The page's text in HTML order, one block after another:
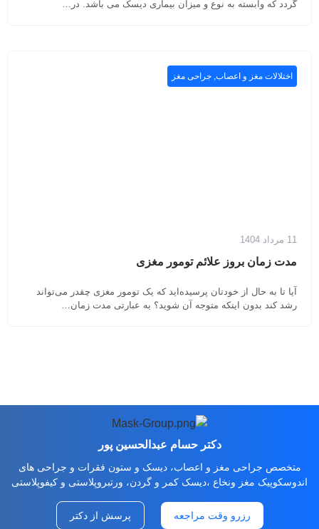
گردد که وابسته به نوع و میزان بیماری دیسک می باشد. در…
اختلالات مغز و اعصاب جراحی مغز
11 مرداد 1404
مدت زمان بروز علائم تومور مغزی
آیا تا به حال از خودتان پرسیده‌اید که یک تومور مغزی چقدر می‌تواند
رشد کند بدون اینکه متوجه آن شوید؟ به عبارتی مدت زمان…
دکتر حسام عبدالحسین پور
متخصص جراحی مغز و اعصاب، دیسک و ستون فقرات و جراحی های
اندوسکوپیک مغز ونخاع ،دیسک کمر و گردن، ورتبروپلاستی و کیفوپلاستی
رزرو وقت مراجعه پرسش از دکتر